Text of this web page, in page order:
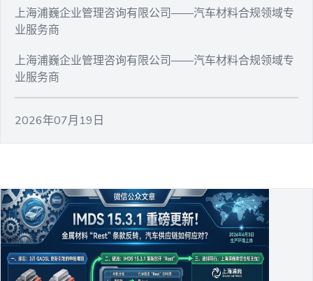
上海浦巍企业管理咨询有限公司——汽车材料合规领域专
业服务商
上海浦巍企业管理咨询有限公司——汽车材料合规领域专
业服务商
2026年07月19日